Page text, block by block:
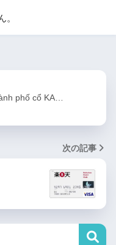
。
phố cổ KA…
次の記事